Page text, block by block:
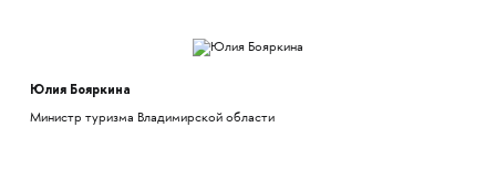
Юлия Бояркина
Министр туризма Владимирской области